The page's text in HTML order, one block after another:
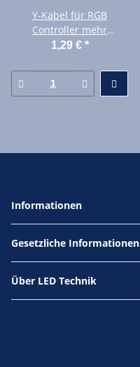
Y-Kabel für RGB
Controller mehr
Ausgänge LED Strip
1,29 € *
Informationen
Gesetzliche Informationen
Über LED Technik